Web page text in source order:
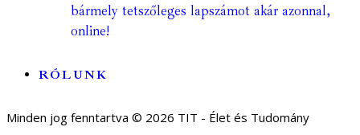
bármely tetszőleges lapszámot akár azonnal,
online!
RÓLUNK
Minden jog fenntartva © 2026 TIT - Élet és Tudomány